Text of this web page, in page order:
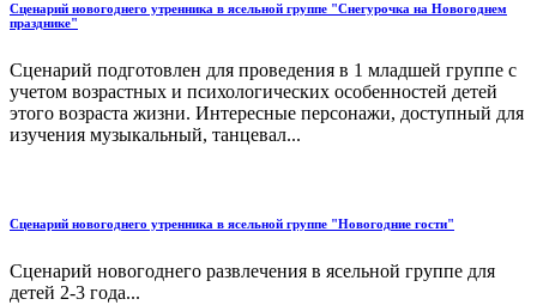
Сценарий новогоднего утренника в ясельной группе "Снегурочка на Новогоднем
празднике"
Сценарий подготовлен для проведения в 1 младшей группе с
учетом возрастных и психологических особенностей детей
этого возраста жизни. Интересные персонажи, доступный для
изучения музыкальный, танцевал...
Сценарий новогоднего утренника в ясельной группе "Новогодние гости"
Сценарий новогоднего развлечения в ясельной группе для
детей 2-3 года...